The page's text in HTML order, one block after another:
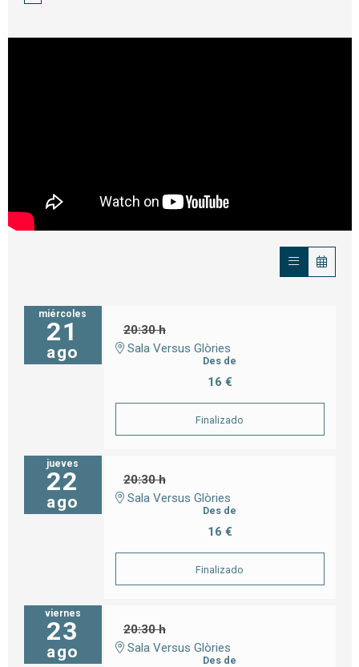
miércoles
21
ago
20:30 h
Sala Versus Glòries
Des de
16 €
Finalizado
jueves
22
ago
20:30 h
Sala Versus Glòries
Des de
16 €
Finalizado
viernes
23
ago
20:30 h
Sala Versus Glòries
Des de